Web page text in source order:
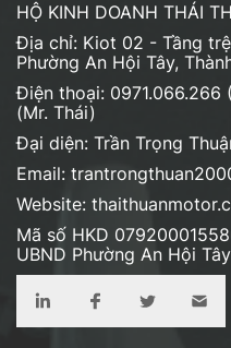
HỘ KINH DOANH THÁI
Địa chỉ: Kiot 02 - Tầng
Phường An Hội Tây,
Điện thoại: 0971.066.266
(Mr. Thái)
Đại diện: Trần Trọng
Email:
Website:
Mã số HKD
UBND Phường An Hội